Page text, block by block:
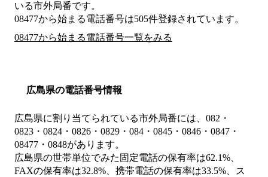
いる市外局番です。
08477から始まる電話番号は505件登録されています。
08477から始まる電話番号一覧をみる
広島県の電話番号情報
広島県に割り当てられている市外局番には、082・
0823・0824・0826・0829・084・0845・0846・0847・
08477・0848があります。
広島県の世帯単位でみた固定電話の保有率は62.1%、
FAXの保有率は32.8%、携帯電話の保有率は33.5%、ス